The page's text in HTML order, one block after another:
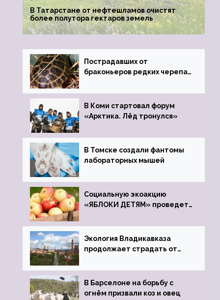
В Татарстане от нефтешламов очистят
более полутора гектаров земель
Пострадавших от
браконьеров редких черепах
зоопарк
В Коми стартовал форум
«Арктика. Лёд тронулся»
В Томске создали фантомы
лабораторных мышей
Социальную экоакцию
«ЯБЛОКИ ДЕТЯМ» проведет
Экология Владикавказа
продолжает страдать от
В Барселоне на борьбу с
огнём призвали коз и овец